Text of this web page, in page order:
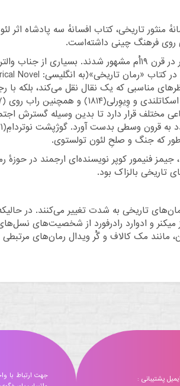
منثور تاریخی، کتاب افسانهٔ سه پادشاه اثر
روی فرهنگ چینی داشته‌است.
از جناب
در کتاب «رمان تاریخی»(به انگلیسی
مناسبی که یک نقال نقل می‌کند، بلکه
و وِیوِرلی(۱۸۱۴) و همچنین راب روی
مختلف قرار دارد تا بدین وسیله گسترش
بهقرون وسطی بدست آورد.گوژپشت نوتردامِ(۱۸۳۱)
کهجنگ و صلحِ لئون تولستوی.
،جیمز فنیمور کوپر نویسنده‌ای ارجمند در حوزهٔ
تاریخی بالزاک بود.
تاریخی به شدت تغییر می‌کنند. در
و ادوارد رادرفورد از شخصیت‌های نسل‌های
مانند مک کالاف وگُر ویدال رمان‌های مرتبطی
ایمیل پشتیبانی :
جهت ارتباط با